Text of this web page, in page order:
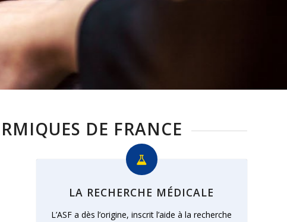
DE FRANCE
LA RECHERCHE MÉDICALE
L’ASF a dès l’origine, inscrit l’aide à la recherche